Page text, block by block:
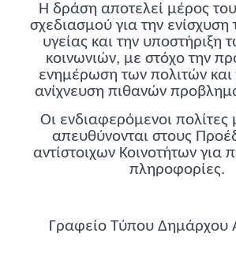
Η δράση αποτελεί μέρος
σχεδιασμού για την ενίσχυση
υγείας και την υποστήριξη
κοινωνιών, με στόχο την
ενημέρωση των πολιτών και
ανίχνευση πιθανών
Οι ενδιαφερόμενοι
απευθύνονται στους
αντίστοιχων Κοινοτήτων για
πληροφορίες.
Γραφείο Τύπου Δημάρχου